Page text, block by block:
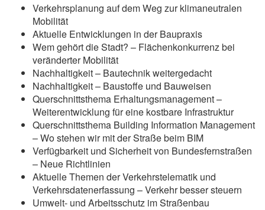
Verkehrsplanung auf dem Weg zur klimaneutralen
Mobilität
Aktuelle Entwicklungen in der Baupraxis
Wem gehört die Stadt? – Flächenkonkurrenz bei
veränderter Mobilität
Nachhaltigkeit – Bautechnik weitergedacht
Nachhaltigkeit – Baustoffe und Bauweisen
Querschnittsthema Erhaltungsmanagement –
Weiterentwicklung für eine kostbare Infrastruktur
Querschnittsthema Building Information Management
– Wo stehen wir mit der Straße beim BIM
Verfügbarkeit und Sicherheit von Bundesfernstraßen
– Neue Richtlinien
Aktuelle Themen der Verkehrstelematik und
Verkehrsdatenerfassung – Verkehr besser steuern
Umwelt- und Arbeitsschutz im Straßenbau